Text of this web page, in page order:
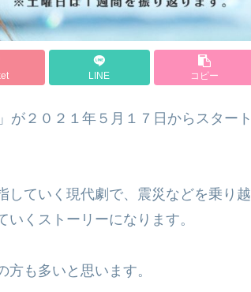
LINE コピー
が２０２１年５月１７日からスタート
していく現代劇で、震災などを乗り越
くストーリーになります。
も多いと思います。